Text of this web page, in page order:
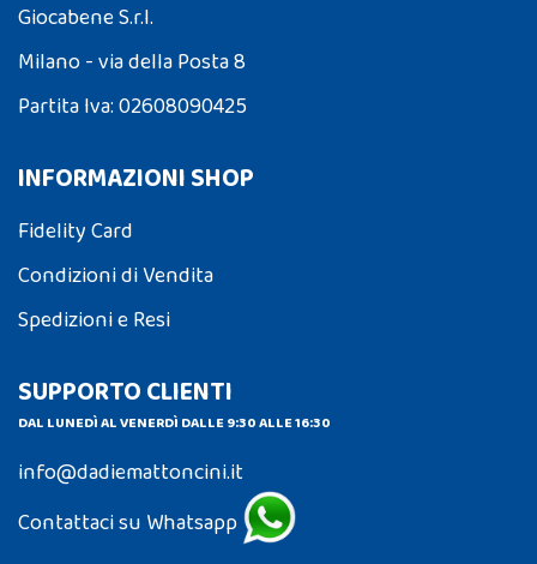
Giocabene S.r.l.
Milano - via della Posta 8
Partita Iva: 02608090425
INFORMAZIONI SHOP
Fidelity Card
Condizioni di Vendita
Spedizioni e Resi
SUPPORTO CLIENTI
DAL LUNEDÌ AL VENERDÌ DALLE 9:30 ALLE 16:30
info@dadiemattoncini.it
Contattaci su Whatsapp